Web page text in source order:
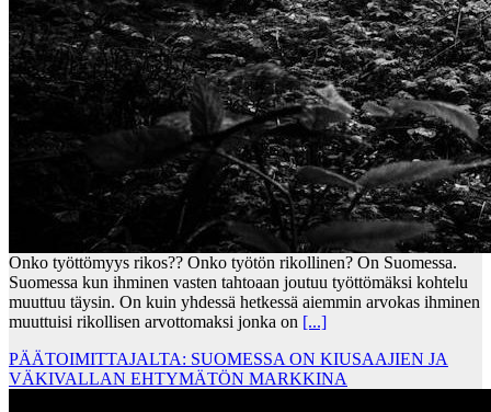
Onko työttömyys rikos?? Onko työtön rikollinen? On Suomessa.
Suomessa kun ihminen vasten tahtoaan joutuu työttömäksi kohtelu
muuttuu täysin. On kuin yhdessä hetkessä aiemmin arvokas ihminen
muuttuisi rikollisen arvottomaksi jonka on [...]
PÄÄTOIMITTAJALTA: SUOMESSA ON KIUSAAJIEN JA
VÄKIVALLAN EHTYMÄTÖN MARKKINA